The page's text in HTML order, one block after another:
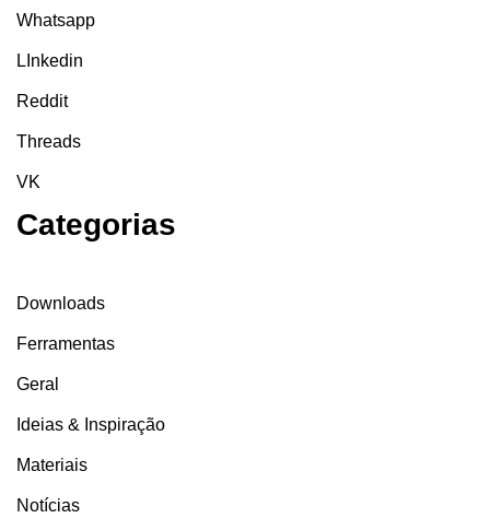
Whatsapp
LInkedin
Reddit
Threads
VK
Categorias
Downloads
Ferramentas
Geral
Ideias & Inspiração
Materiais
Notícias